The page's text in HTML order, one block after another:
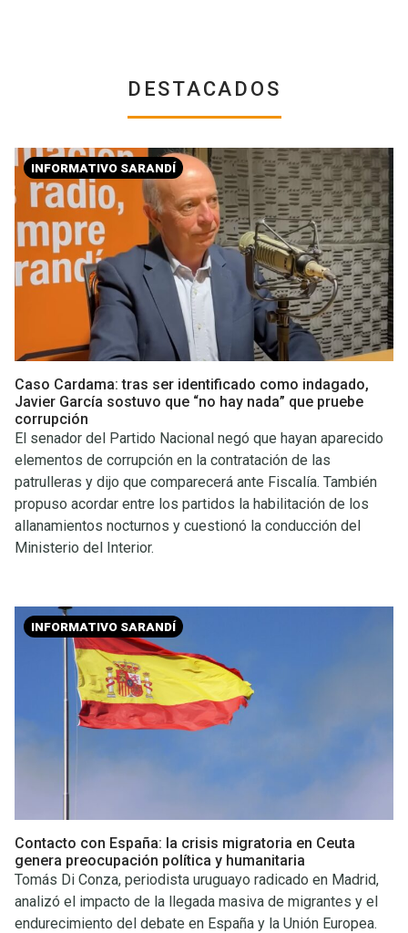
DESTACADOS
INFORMATIVO SARANDÍ
Caso Cardama: tras ser identificado como indagado,
Javier García sostuvo que “no hay nada” que pruebe
corrupción
El senador del Partido Nacional negó que hayan aparecido
elementos de corrupción en la contratación de las
patrulleras y dijo que comparecerá ante Fiscalía. También
propuso acordar entre los partidos la habilitación de los
allanamientos nocturnos y cuestionó la conducción del
Ministerio del Interior.
INFORMATIVO SARANDÍ
Contacto con España: la crisis migratoria en Ceuta
genera preocupación política y humanitaria
Tomás Di Conza, periodista uruguayo radicado en Madrid,
analizó el impacto de la llegada masiva de migrantes y el
endurecimiento del debate en España y la Unión Europea.